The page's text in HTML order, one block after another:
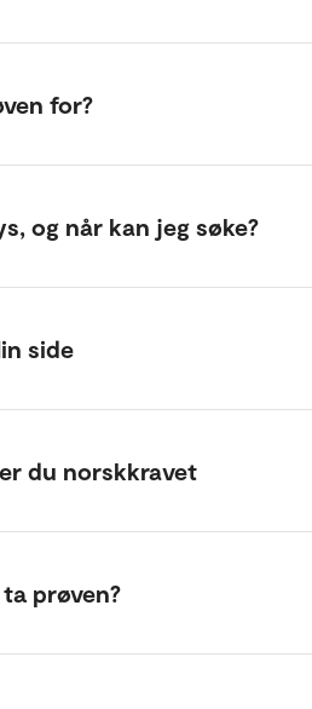
for?
og når kan jeg søke?
side
du norskkravet
prøven?